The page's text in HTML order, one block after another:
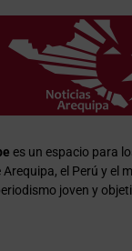
es un espacio para
el Perú y el
joven y